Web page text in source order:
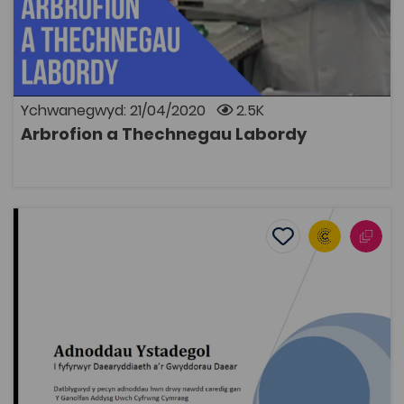
Ychwanegwyd: 21/04/2020 2.5K
Arbrofion a Thechnegau Labordy
Cyfres o glipiau ffilm byrion gyda Dr Heledd Iago yn
dangos gwahanol gamau pwysig a ddefnyddir mewn
arbrofion a thechnegau labordy ar draws y
Gwyddorau Biolegol.
Adnoddau Ystadegol i fyfyrwyr Daearyddiaeth a'r
Add to favourites
Add to favourites
Daearyddiaeth a'r Gwyddorau Daear
Daearyddiaeth
Pont i'r Brifysgol
Mathemateg
Adnodd Coleg Cymraeg